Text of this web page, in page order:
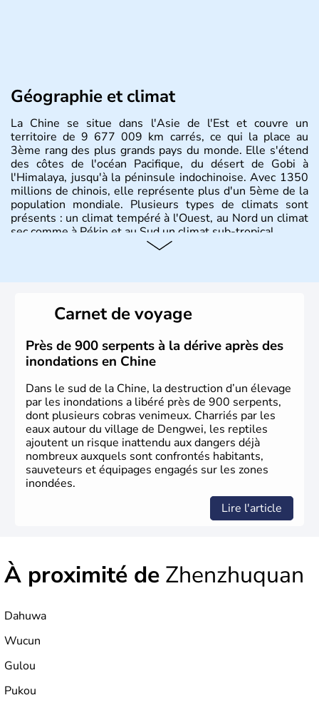
Géographie et climat
La Chine se situe dans l'Asie de l'Est et couvre un
territoire de 9 677 009 km carrés, ce qui la place au
3ème rang des plus grands pays du monde. Elle s'étend
des côtes de l'océan Pacifique, du désert de Gobi à
l'Himalaya, jusqu'à la péninsule indochinoise. Avec 1350
millions de chinois, elle représente plus d'un 5ème de la
population mondiale. Plusieurs types de climats sont
présents : un climat tempéré à l'Ouest, au Nord un climat
sec comme à Pékin et au Sud un climat sub-tropical.
dynasties. La dynastie Qing a été la dernière à régner
jusqu'aux guerres de l'opium lorsque la Chine s'est
constituée comme nation et a retrouvé son indépendance
en 1945. Illustre pays en matière d'inventions avant-
gardistes, la Chine a été la première utilisatrice du papier,
de l'imprimerie à caractères mobiles, de la boussole et de
la poudre à canon.
Carnet de voyage
Près de 900 serpents à la dérive après des
inondations en Chine
Dans le sud de la Chine, la destruction d’un élevage
par les inondations a libéré près de 900 serpents,
dont plusieurs cobras venimeux. Charriés par les
eaux autour du village de Dengwei, les reptiles
ajoutent un risque inattendu aux dangers déjà
nombreux auxquels sont confrontés habitants,
sauveteurs et équipages engagés sur les zones
inondées.
Lire l'article
À proximité de Zhenzhuquan
Dahuwa
Wucun
Gulou
Pukou